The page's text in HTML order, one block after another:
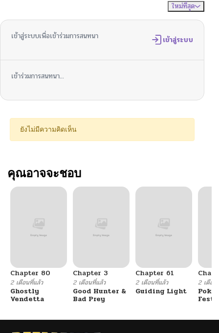
ใหม่ที่สุด
เข้าสู่ระบบเพื่อเข้าร่วมการสนทนา เข้าสู่ระบบ
เข้าร่วมการสนทนา...
ยังไม่มีความคิดเห็น
คุณอาจจะชอบ
Chapter 80
2 เดือนที่แล้ว
Ghostly
Vendetta
Chapter 3
2 เดือนที่แล้ว
Good Hunter &
Bad Prey
Chapter 61
2 เดือนที่แล้ว
Guiding Light
2 เดือน